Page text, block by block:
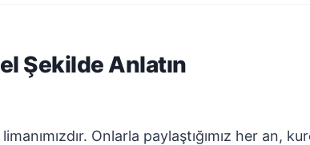
Şekilde Anlatın
Onlarla paylaştığımız her an,